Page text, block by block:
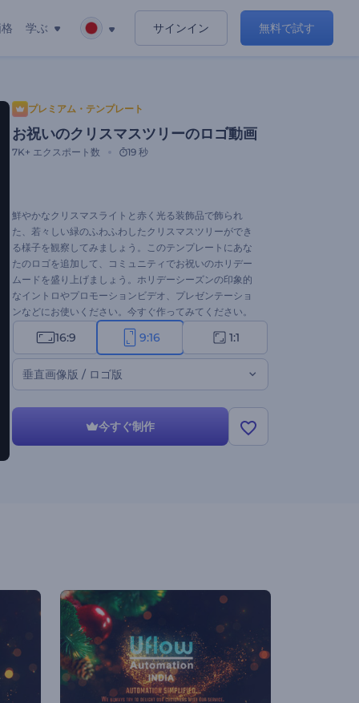
学ぶ サインイン 無料で試す
プレミアム・テンプレート
お祝いのクリスマスツリーのロゴ動画
7K+ エクスポート数 19 秒
鮮やかなクリスマスライトと赤く光る装飾品で飾られ
た、若々しい緑のふわふわしたクリスマスツリーができ
る様子を観察してみましょう。このテンプレートにあな
たのロゴを追加して、コミュニティでお祝いのホリデー
ムードを盛り上げましょう。ホリデーシーズンの印象的
なイントロやプロモーションビデオ、プレゼンテーショ
ンなどにお使いください。今すぐ作ってみてください。
16:9 9:16 1:1
垂直画像版 / ロゴ版
今すぐ制作